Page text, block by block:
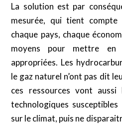
La solution est par
mesurée, qui tient compte
chaque pays, chaque
moyens pour mettre
appropriées. Les
le gaz naturel n’ont pas dit
ces ressources vont aussi
technologiques
sur le climat, puis ne